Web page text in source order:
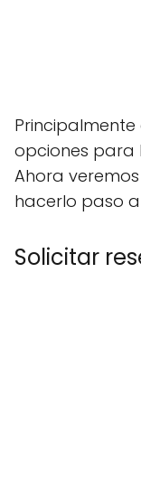
opciones para
Ahora
hacerlo paso
Solicitar